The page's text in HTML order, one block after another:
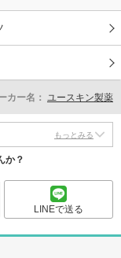
カー名： ユースキン製薬
もっとみる
か？
LINEで送る